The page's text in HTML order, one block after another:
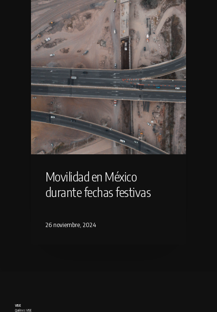
Movilidad en México
durante fechas festivas
26 noviembre, 2024
VISE
Quién es VISE